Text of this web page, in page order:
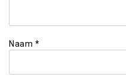
Naam *